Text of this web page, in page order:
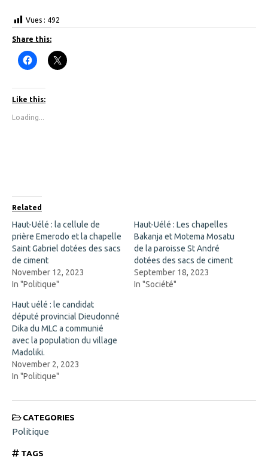
Vues : 492
Share this:
C
l
k
t
o
h
b
o
o
k
(
O
p
e
n
s
i
n
w
w
i
n
d
o
w
)
C
l
i
n
n
e
w
n
)
Like this:
Loading...
Related
Haut-Uélé : la cellule de
prière Emerodo et la chapelle
Saint Gabriel dotées des sacs
de ciment
November 12, 2023
In "Politique"
Haut-Uélé : Les chapelles
Bakanja et Motema Mosatu
de la paroisse St André
dotées des sacs de ciment
September 18, 2023
In "Société"
Haut uélé : le candidat
député provincial Dieudonné
Dika du MLC a communié
avec la population du village
Madoliki.
November 2, 2023
In "Politique"
CATEGORIES
Politique
TAGS